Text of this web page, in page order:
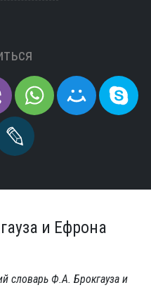
и Ефрона
словарь Ф.А. Брокгауза и